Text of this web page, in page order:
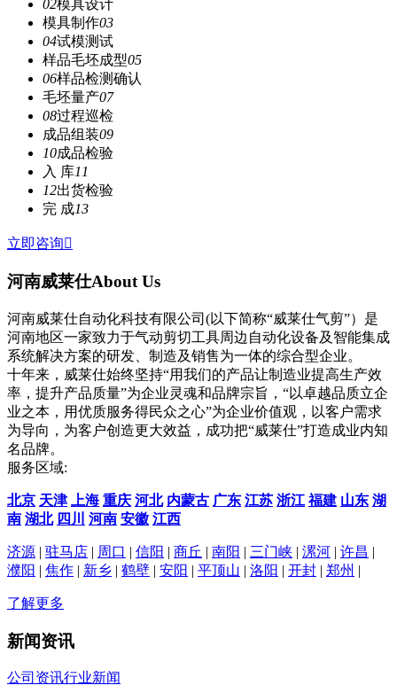
02模具设计
模具制作03
04试模测试
样品毛坯成型05
06样品检测确认
毛坯量产07
08过程巡检
成品组装09
10成品检验
入 库11
12出货检验
完 成13
立即咨询
河南威莱仕About Us
河南威莱仕自动化科技有限公司(以下简称“威莱仕气剪”）是
河南地区一家致力于气动剪切工具周边自动化设备及智能集成
系统解决方案的研发、制造及销售为一体的综合型企业。
十年来，威莱仕始终坚持“用我们的产品让制造业提高生产效
率，提升产品质量”为企业灵魂和品牌宗旨，“以卓越品质立企
业之本，用优质服务得民众之心”为企业价值观，以客户需求
为导向，为客户创造更大效益，成功把“威莱仕”打造成业内知
名品牌。
服务区域:
北京 天津 上海 重庆 河北 内蒙古 广东 江苏 浙江 福建 山东 湖
南 湖北 四川 河南 安徽 江西
济源 | 驻马店 | 周口 | 信阳 | 商丘 | 南阳 | 三门峡 | 漯河 | 许昌 |
濮阳 | 焦作 | 新乡 | 鹤壁 | 安阳 | 平顶山 | 洛阳 | 开封 | 郑州 |
了解更多
新闻资讯
公司资讯行业新闻